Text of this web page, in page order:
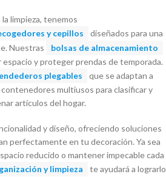
la limpieza, tenemos
y cepillos
diseñados para una
Nuestras
bolsas de almacenamiento
y proteger prendas de temporada.
plegables
que se adaptan a
multiusos para clasificar y
artículos del hogar.
y diseño, ofreciendo soluciones
perfectamente en tu decoración. Ya sea
reducido o mantener impecable cada
y limpieza te ayudará a lograrlo